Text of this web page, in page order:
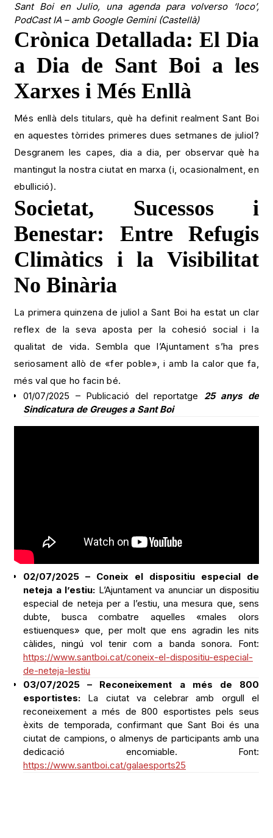
Sant Boi en Julio, una agenda para volverso ‘loco’,
PodCast IA – amb Google Gemini (Castellà)
Crònica Detallada: El Dia
a Dia de Sant Boi a les
Xarxes i Més Enllà
Més enllà dels titulars, què ha definit realment Sant Boi
en aquestes tòrrides primeres dues setmanes de juliol?
Desgranem les capes, dia a dia, per observar què ha
mantingut la nostra ciutat en marxa (i, ocasionalment, en
ebullició).
Societat, Sucessos i
Benestar: Entre Refugis
Climàtics i la Visibilitat
No Binària
La primera quinzena de juliol a Sant Boi ha estat un clar
reflex de la seva aposta per la cohesió social i la
qualitat de vida. Sembla que l’Ajuntament s’ha pres
seriosament allò de «fer poble», i amb la calor que fa,
més val que ho facin bé.
01/07/2025 – Publicació del reportatge 25 anys de
Sindicatura de Greuges a Sant Boi
02/07/2025 – Coneix el dispositiu especial de
neteja a l’estiu: L’Ajuntament va anunciar un dispositiu
especial de neteja per a l’estiu, una mesura que, sens
dubte, busca combatre aquelles «males olors
estiuenques» que, per molt que ens agradin les nits
càlides, ningú vol tenir com a banda sonora. Font:
https://www.santboi.cat/coneix-el-dispositiu-especial-
de-neteja-lestiu
03/07/2025 – Reconeixement a més de 800
esportistes: La ciutat va celebrar amb orgull el
reconeixement a més de 800 esportistes pels seus
èxits de temporada, confirmant que Sant Boi és una
ciutat de campions, o almenys de participants amb una
dedicació encomiable. Font:
https://www.santboi.cat/galaesports25